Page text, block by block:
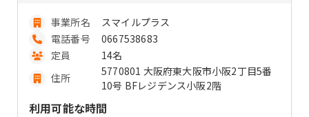
事業所名
スマイルプラス
電話番号
0667538683
定員
14名
住所
5770801 大阪府東大阪市小阪2丁目5番
10号 BFレジデンス小阪2階
利用可能な時間